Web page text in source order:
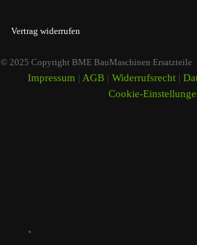
Vertrag widerrufen
© 2025 Copyright BME BauMaschinen Ersatzteile
Impressum | AGB| Widerrufsrecht|
Cookie-